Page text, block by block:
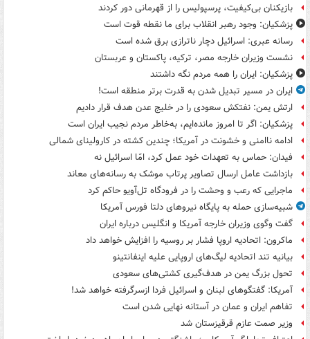
بازیکنان بی‌کیفیت، پرسپولیس را از قهرمانی دور کردند
پزشکیان: وجود رهبر انقلاب برای ما نقطه قوت است
رسانه عبری: اسرائیل دچار ناترازی برق شده است
نشست وزیران خارجه مصر، ترکیه، پاکستان و عربستان
پزشکیان: ایران را همه مردم نگه داشتند
ایران در مسیر تبدیل شدن به قدرت برتر منطقه است!
ارتش یمن: نفتکش سعودی را در خلیج عدن هدف قرار دادیم
پزشکیان: اگر تا امروز مانده‌ایم، به‌خاطر مردم نجیب ایران است
ادامه ناامنی و خشونت در آمریکا؛ چندین کشته در کارولینای شمالی
فیدان: حماس به تعهدات خود عمل کرد، امّا اسرائیل نه
بازداشت عامل ارسال تصاویر پرتاب موشک به رسانه‌های معاند
ماجرایی که رعب و وحشت را در فرودگاه تل‌آویو حاکم کرد
شبیه‌سازی حمله به پایگاه نیروهای دلتا فورس آمریکا
گفت وگوی وزیران خارجه آمریکا و انگلیس درباره ایران
ماکرون: اتحادیه اروپا فشار بر روسیه را افزایش خواهد داد
بیانیه تند اتحادیه لیگ‌های اروپایی علیه اینفانتینو
تحول بزرگ یمن در هدف‌گیری کشتی‌های سعودی
آمریکا: گفتگوهای لبنان و اسرائیل فردا ازسرگرفته خواهد شد!
تفاهم ایران و عمان در آستانه نهایی شدن است
وزیر صمت عازم قرقیزستان شد